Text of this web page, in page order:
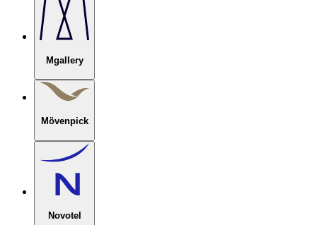
Mgallery
Mövenpick
Novotel